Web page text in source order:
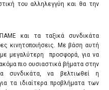
του αλληλεγγύη και θα την
και τα ταξικά συνδικάτα
κινητοποιήσεις. Με βάση αυτή
μεγαλύτερη προσφορά, για να
πιο ουσιαστικά βήματα στην
συνδικάτα, να βελτιωθεί η
τα ιδιαίτερα προβλήματα των